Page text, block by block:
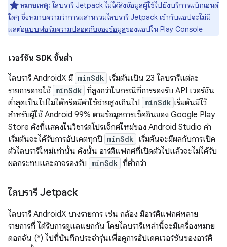
หมายเหตุ: ไลบรารี Jetpack ไม่ได้ส่งข้อมูลผู้ใช้ไปยังบริการแบ็กเอนด์
ใดๆ ซึ่งหมายความว่าการผสานรวมไลบรารี Jetpack เข้ากับแอปจะไม่มี
ผลต่อแบบฟอร์มความปลอดภัยของข้อมูลของแอปใน Play Console
เวอร์ชัน SDK ขั้นต่ำ
ไลบรารี AndroidX มี minSdk เริ่มต้นเป็น 23 ไลบรารีแต่ละ
รายการอาจใช้ minSdk ที่สูงกว่าในกรณีที่การรองรับ API เวอร์ชัน
ต่ำสุดเป็นไปไม่ได้หรือมีค่าใช้จ่ายสูงเกินไป minSdk เริ่มต้นมีไว้
สำหรับผู้ใช้ Android 99% ตามข้อมูลการเช็คอินของ Google Play
Store ดังที่แสดงในวิซาร์ดโปรเจ็กต์ใหม่ของ Android Studio ค่า
เริ่มต้นจะได้รับการอัปเดตทุกปี minSdk เริ่มต้นจะมีผลกับการเปิด
ตัวไลบรารีใหม่เท่านั้น ดังนั้น อาร์ติแฟกต์ที่เปิดตัวไปแล้วจะไม่ได้รับ
ผลกระทบและอาจรองรับ minSdk ที่ต่ำกว่า
ไลบรารี Jetpack
ไลบรารี AndroidX บางรายการ เช่น กล้อง มีอาร์ติแฟกต์หลาย
รายการที่ ได้รับการดูแลแยกกัน โดยไลบรารีเหล่านี้จะมีเครื่องหมาย
ดอกจัน (*) ไปที่บันทึกประจำรุ่นเพื่อดูการอัปเดตเวอร์ชันของอาร์ติ